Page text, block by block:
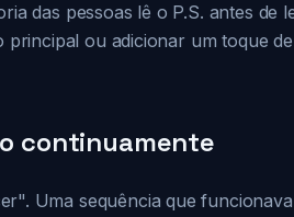
das pessoas lê o P.S. antes
ou adicionar um toque
continuamente
Uma sequência que